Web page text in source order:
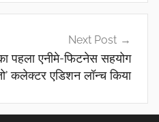
Next Post
पहला एनीमे-फिटनेस सहयोग
कलेक्टर एडिशन लॉन्च किया